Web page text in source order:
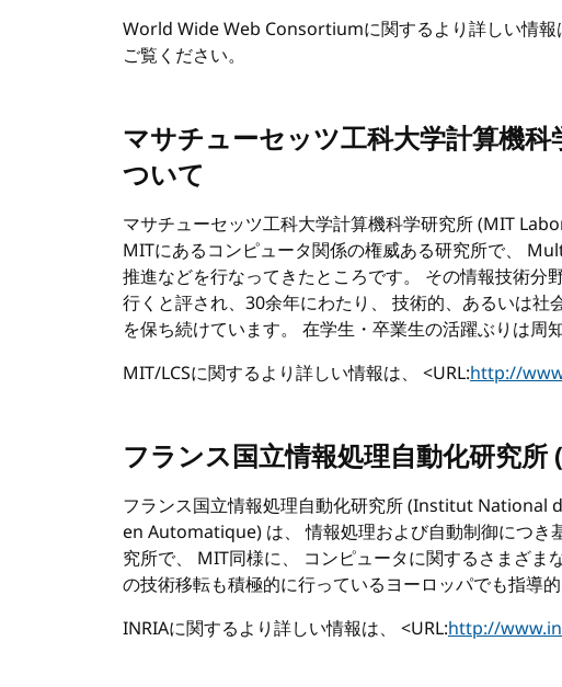
World Wide Web Consortiumに関するより詳しい情報
ご覧ください。
マサチューセッツ工科大学計算機科
ついて
マサチューセッツ工科大学計算機科学研究所 (MIT
MITにあるコンピュータ関係の権威ある研究所で、
推進などを行なってきたところです。 その情報技術分
行くと評され、30余年にわたり、 技術的、あるいは社
を保ち続けています。 在学生・卒業生の活躍ぶりは周
MIT/LCSに関するより詳しい情報は、 <URL:http://
フランス国立情報処理自動化研究所 (
フランス国立情報処理自動化研究所 (Institut
en Automatique) は、 情報処理および自動制御につき
究所で、 MIT同様に、 コンピュータに関するさまざま
の技術移転も積極的に行っているヨーロッパでも指導
INRIAに関するより詳しい情報は、 <URL:http://